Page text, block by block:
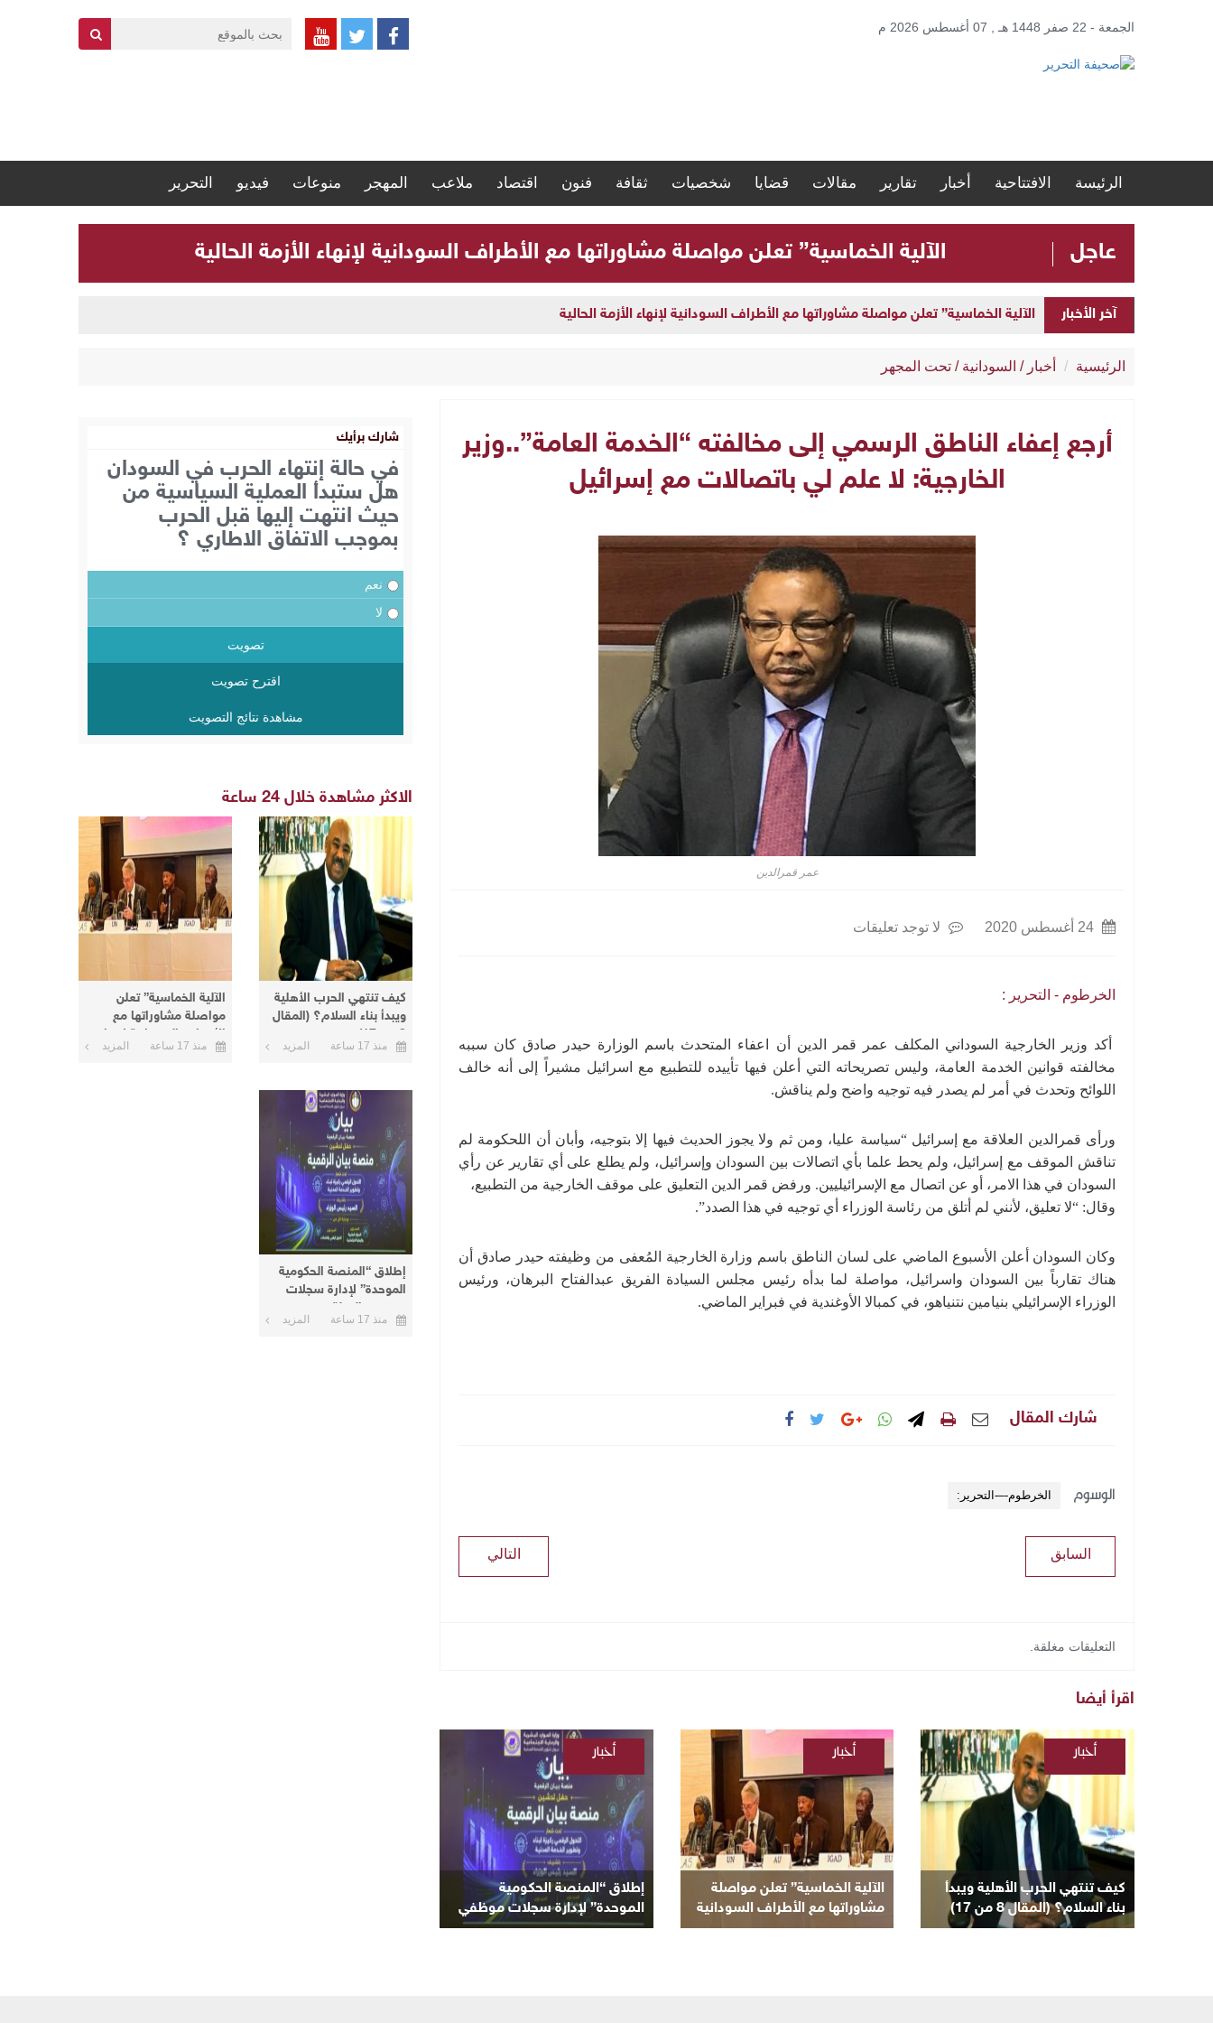
الجمعة - 22 صفر 1448 هـ , 07 أغسطس 2026 م
الرئيسة الافتتاحية أخبار تقارير مقالات قضايا شخصيات ثقافة فنون اقتصاد ملاعب المهجر منوعات فيديو التحرير
عاجل الآلية الخماسية” تعلن مواصلة مشاوراتها مع الأطراف السودانية لإنهاء الأزمة الحالية
آخر الأخبار الآلية الخماسية” تعلن مواصلة مشاوراتها مع الأطراف السودانية لإنهاء الأزمة الحالية
الرئيسية أخبار / السودانية / تحت المجهر
أرجع إعفاء الناطق الرسمي إلى مخالفته “الخدمة العامة”..وزير
الخارجية: لا علم لي باتصالات مع إسرائيل
عمر قمرالدين
لا توجد تعليقات
الخرطوم - التحرير :
أكد وزير الخارجية السوداني المكلف عمر قمر الدين أن اعفاء المتحدث باسم الوزارة حيدر صادق كان سببه
مخالفته قوانين الخدمة العامة، وليس تصريحاته التي أعلن فيها تأييده للتطبيع مع اسرائيل مشيراً إلى أنه خالف
اللوائح وتحدث في أمر لم يصدر فيه توجيه واضح ولم يناقش.
ورأى قمرالدين العلاقة مع إسرائيل “سياسة عليا، ومن ثم ولا يجوز الحديث فيها إلا بتوجيه، وأبان أن اللحكومة لم
تناقش الموقف مع إسرائيل، ولم يحط علما بأي اتصالات بين السودان وإسرائيل، ولم يطلع على أي تقارير عن رأي
السودان في هذا الامر، أو عن اتصال مع الإسرائيليين. ورفض قمر الدين التعليق على موقف الخارجية من التطبيع،
وقال: “لا تعليق، لأنني لم أتلق من رئاسة الوزراء أي توجيه في هذا الصدد”.
وكان السودان أعلن الأسبوع الماضي على لسان الناطق باسم وزارة الخارجية المُعفى من وظيفته حيدر صادق أن
هناك تقارباً بين السودان واسرائيل، مواصلة لما بدأه رئيس مجلس السيادة الفريق عبدالفتاح البرهان، ورئيس
الوزراء الإسرائيلي بنيامين نتنياهو، في كمبالا الأوغندية في فبراير الماضي.
شارك المقال
الوسوم الخرطوم-–-التحرير:
التالي السابق
التعليقات مغلقة.
اقرأ أيضا
كيف تنتهي الحرب الأهلية ويبدأ
بناء السلام؟ (المقال 8 من 17)
أخبار
السودانية
/
مقالات
الآلية الخماسية” تعلن مواصلة
مشاوراتها مع الأطراف السودانية
لإنهاء الأزمة الحالية
أخبار
/
السودانية
إطلاق “المنصة الحكومية
الموحدة” لإدارة سجلات موظفي
الدولة
أخبار
السودانية
شارك برأيك
في حالة إنتهاء الحرب في السودان
هل ستبدأ العملية السياسية من
حيث انتهت إليها قبل الحرب
بموجب الاتفاق الاطاري ؟
نعم
لا
تصويت
اقترح تصويت
مشاهدة نتائج التصويت
الاكثر مشاهدة خلال 24 ساعة
كيف تنتهي الحرب الأهلية
ويبدأ بناء السلام؟ (المقال
8 من 17)
منذ 17 ساعة المزيد
الآلية الخماسية” تعلن
مواصلة مشاوراتها مع
الأطراف السودانية لإنهاء
الأزمة الحالية
منذ 17 ساعة المزيد
إطلاق “المنصة الحكومية
الموحدة” لإدارة سجلات
موظفي الدولة
منذ 17 ساعة المزيد